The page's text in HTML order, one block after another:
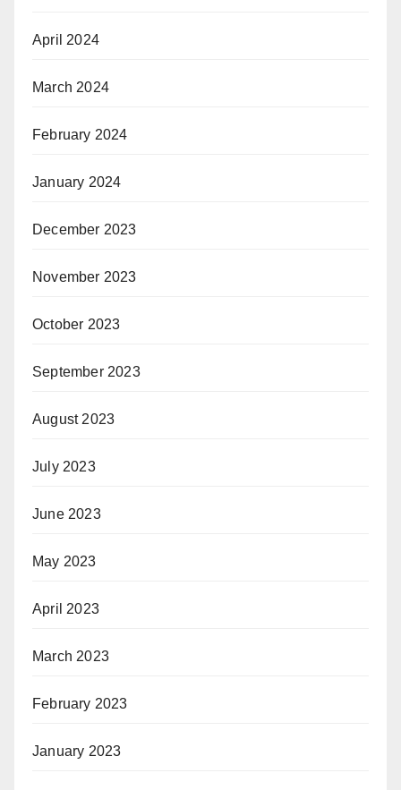
April 2024
March 2024
February 2024
January 2024
December 2023
November 2023
October 2023
September 2023
August 2023
July 2023
June 2023
May 2023
April 2023
March 2023
February 2023
January 2023